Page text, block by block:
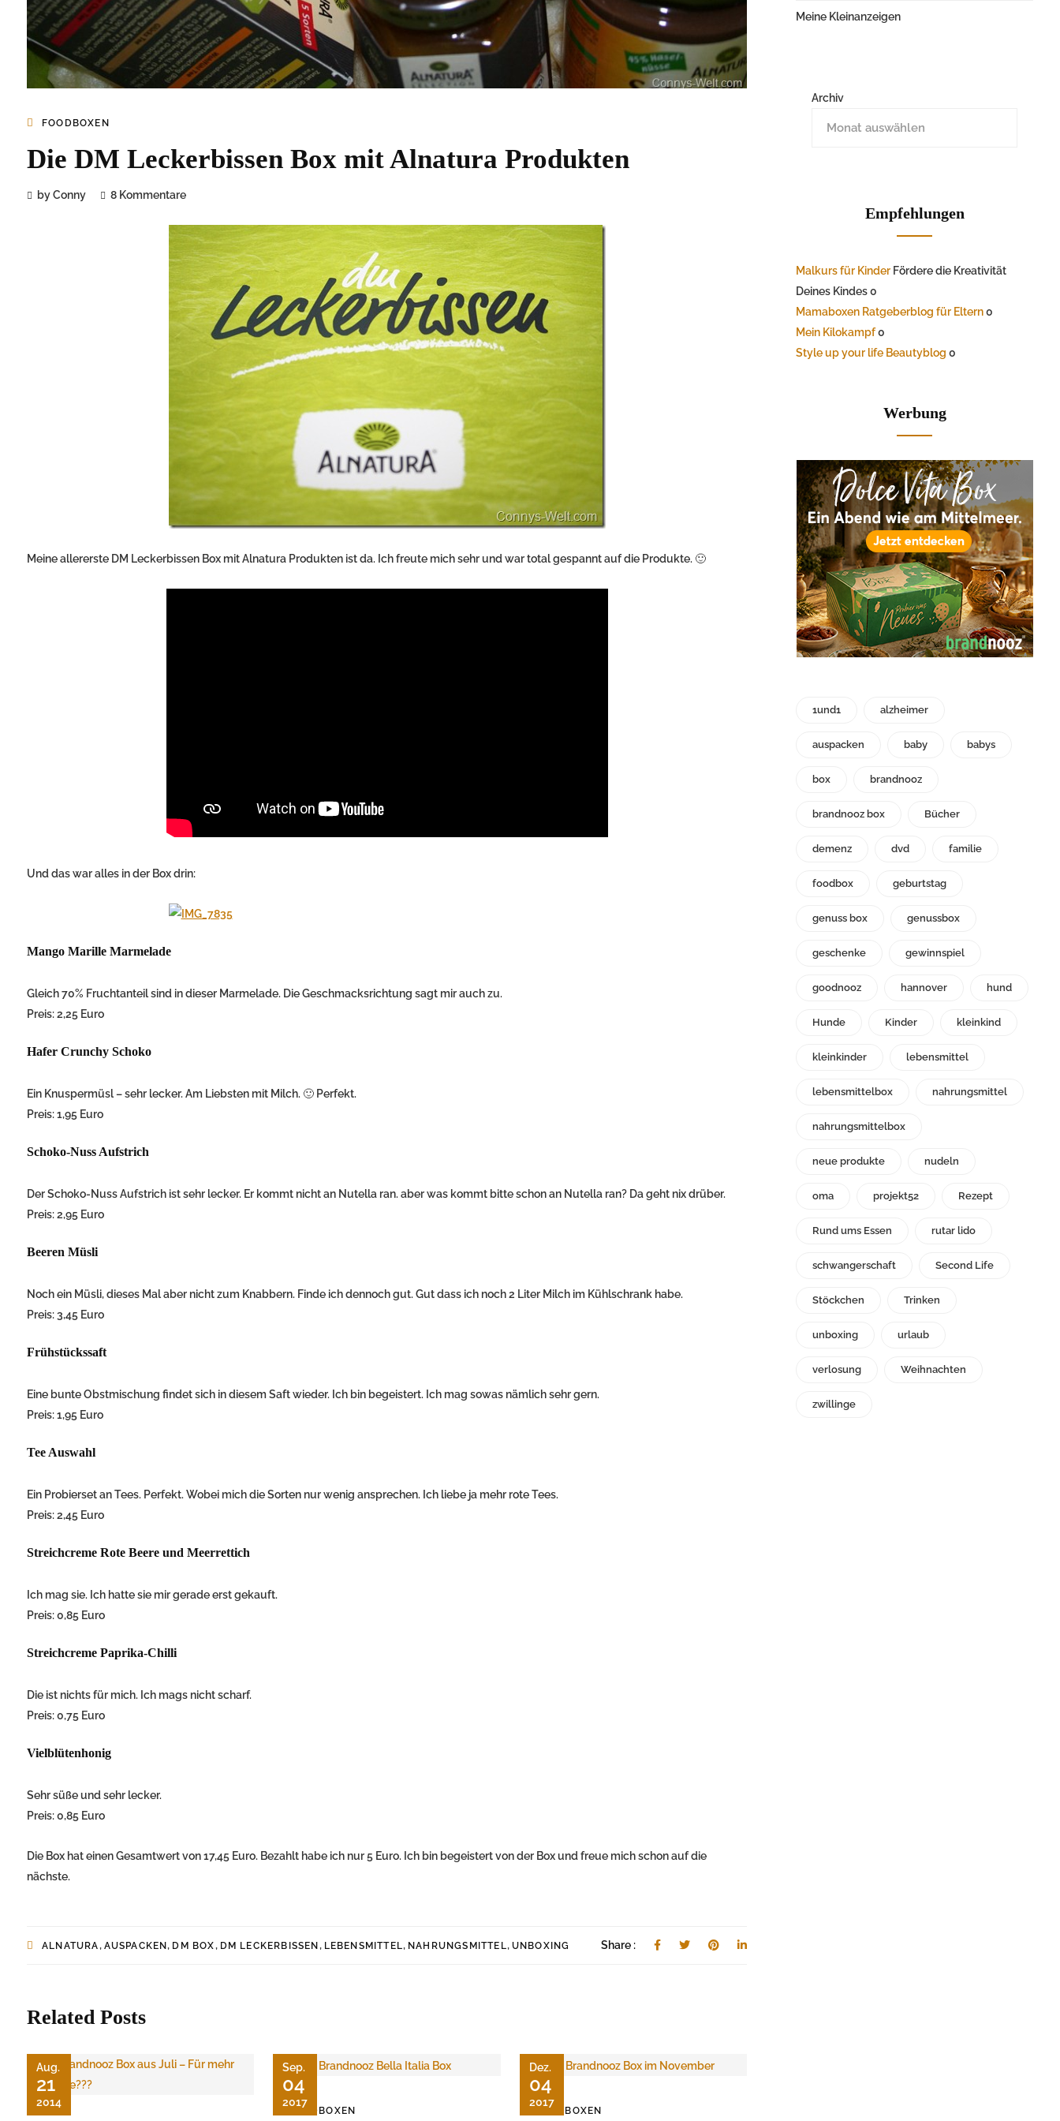
FOODBOXEN
Die DM Leckerbissen Box mit Alnatura Produkten
by Conny 8 Kommentare
Meine allererste DM Leckerbissen Box mit Alnatura Produkten ist da. Ich freute mich sehr und war total gespannt auf die Produkte. 🙂
Und das war alles in der Box drin:
Mango Marille Marmelade
Gleich 70% Fruchtanteil sind in dieser Marmelade. Die Geschmacksrichtung sagt mir auch zu.
Preis: 2,25 Euro
Hafer Crunchy Schoko
Ein Knuspermüsl – sehr lecker. Am Liebsten mit Milch. 🙂 Perfekt.
Preis: 1,95 Euro
Schoko-Nuss Aufstrich
Der Schoko-Nuss Aufstrich ist sehr lecker. Er kommt nicht an Nutella ran. aber was kommt bitte schon an Nutella ran? Da geht nix drüber.
Preis: 2,95 Euro
Beeren Müsli
Noch ein Müsli, dieses Mal aber nicht zum Knabbern. Finde ich dennoch gut. Gut dass ich noch 2 Liter Milch im Kühlschrank habe.
Preis: 3,45 Euro
Frühstückssaft
Eine bunte Obstmischung findet sich in diesem Saft wieder. Ich bin begeistert. Ich mag sowas nämlich sehr gern.
Preis: 1,95 Euro
Tee Auswahl
Ein Probierset an Tees. Perfekt. Wobei mich die Sorten nur wenig ansprechen. Ich liebe ja mehr rote Tees.
Preis: 2,45 Euro
Streichcreme Rote Beere und Meerrettich
Ich mag sie. Ich hatte sie mir gerade erst gekauft.
Preis: 0,85 Euro
Streichcreme Paprika-Chilli
Die ist nichts für mich. Ich mags nicht scharf.
Preis: 0,75 Euro
Vielblütenhonig
Sehr süße und sehr lecker.
Preis: 0,85 Euro
Die Box hat einen Gesamtwert von 17,45 Euro. Bezahlt habe ich nur 5 Euro. Ich bin begeistert von der Box und freue mich schon auf die
nächste.
ALNATURA, AUSPACKEN, DM BOX, DM LECKERBISSEN , LEBENSMITTEL, NAHRUNGSMITTEL, UNBOXING Share :
Related Posts
Aug.
21
2014
Sep.
04
2017
FOODBOXEN
Dez.
04
2017
FOODBOXEN
Meine Kleinanzeigen
Archiv
Empfehlungen
Malkurs für Kinder Fördere die Kreativität
Deines Kindes 0
Mamaboxen Ratgeberblog für Eltern0
Mein Kilokampf0
Style up your life Beautyblog 0
Werbung
1und1 alzheimer
auspacken baby babys
box brandnooz
brandnooz box Bücher
demenz dvd familie
foodbox geburtstag
genuss box genussbox
geschenke gewinnspiel
goodnooz hannover hund
Hunde Kinder kleinkind
kleinkinder lebensmittel
lebensmittelbox nahrungsmittel
nahrungsmittelbox
neue produkte nudeln
oma projekt52 Rezept
Rund ums Essen rutar lido
schwangerschaft Second Life
Stöckchen Trinken
unboxing urlaub
verlosung Weihnachten
zwillinge